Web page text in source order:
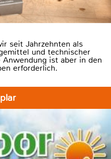
seit Jahrzehnten als
und technischer
Anwendung ist aber in den
erforderlich.